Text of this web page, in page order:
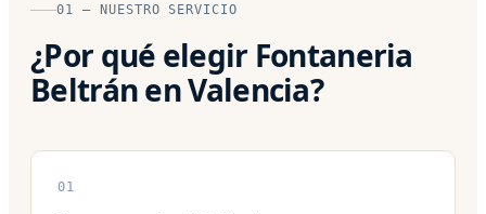
01 — NUESTRO SERVICIO
¿Por qué elegir Fontaneria
Beltrán en Valencia?
01